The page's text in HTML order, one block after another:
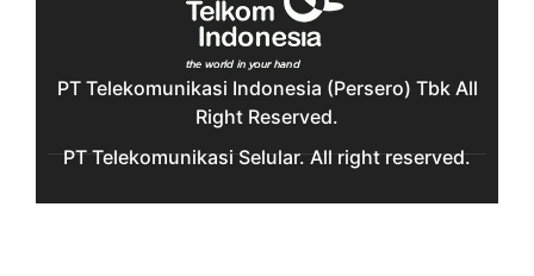
PT Telekomunikasi Indonesia (Persero) Tbk All
Right Reserved.
PT Telekomunikasi Selular. All right reserved.